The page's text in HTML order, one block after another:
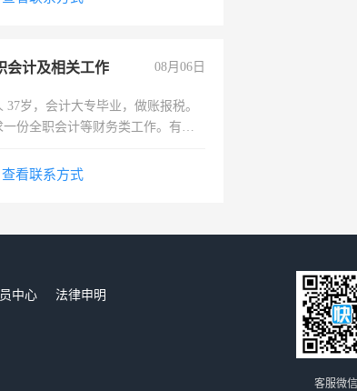
会计及相关工作 08月06日
37岁，会计大专毕业，做账报税。
一份全职会计等财务类工作。有会
查看联系方式
中心
法律申明
客服微